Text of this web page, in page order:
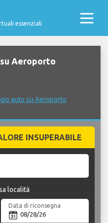
essenziali
Aeroporto
auto su Aeroporto
INSUPERABILE
località
Data di riconsegna